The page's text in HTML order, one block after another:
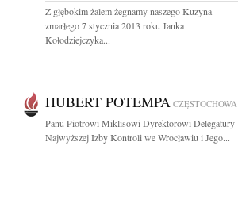
Z głębokim żalem żegnamy naszego Kuzyna
zmarłego 7 stycznia 2013 roku Janka
Kołodziejczyka...
HUBERT POTEMPA CZĘSTOCHOWA
Panu Piotrowi Miklisowi Dyrektorowi Delegatury
Najwyższej Izby Kontroli we Wrocławiu i Jego...